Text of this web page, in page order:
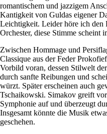
romantischem und jazzigem
Kantigkeit von Guldas eigener
Leichtigkeit. Leider höre ich den
Orchester, diese Stimme scheint
Zwischen Hommage und
Classique aus der Feder
Vorbild voran, dessen Stilwelt
durch sanfte Reibungen und
würzt. Später erscheinen auch
Tschaikowski. Simakov greift
Symphonie auf und überzeugt
Insgesamt könnte die Musik
geschehen.